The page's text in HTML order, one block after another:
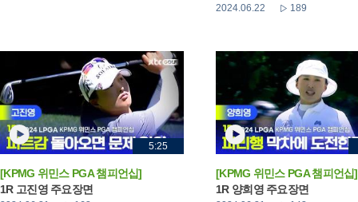
2024.06.22 189
5:25
[KPMG 위민스 PGA 챔피언십]
1R 고진영 주요장면
[KPMG 위민스 PGA 챔피언십]
1R 양희영 주요장면